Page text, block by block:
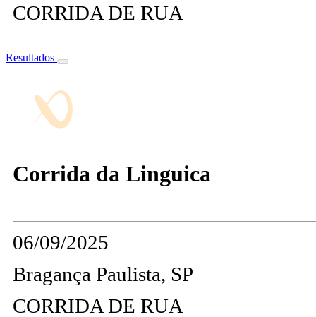
CORRIDA DE RUA
Resultados
Corrida da Linguica
06/09/2025
Bragança Paulista, SP
CORRIDA DE RUA